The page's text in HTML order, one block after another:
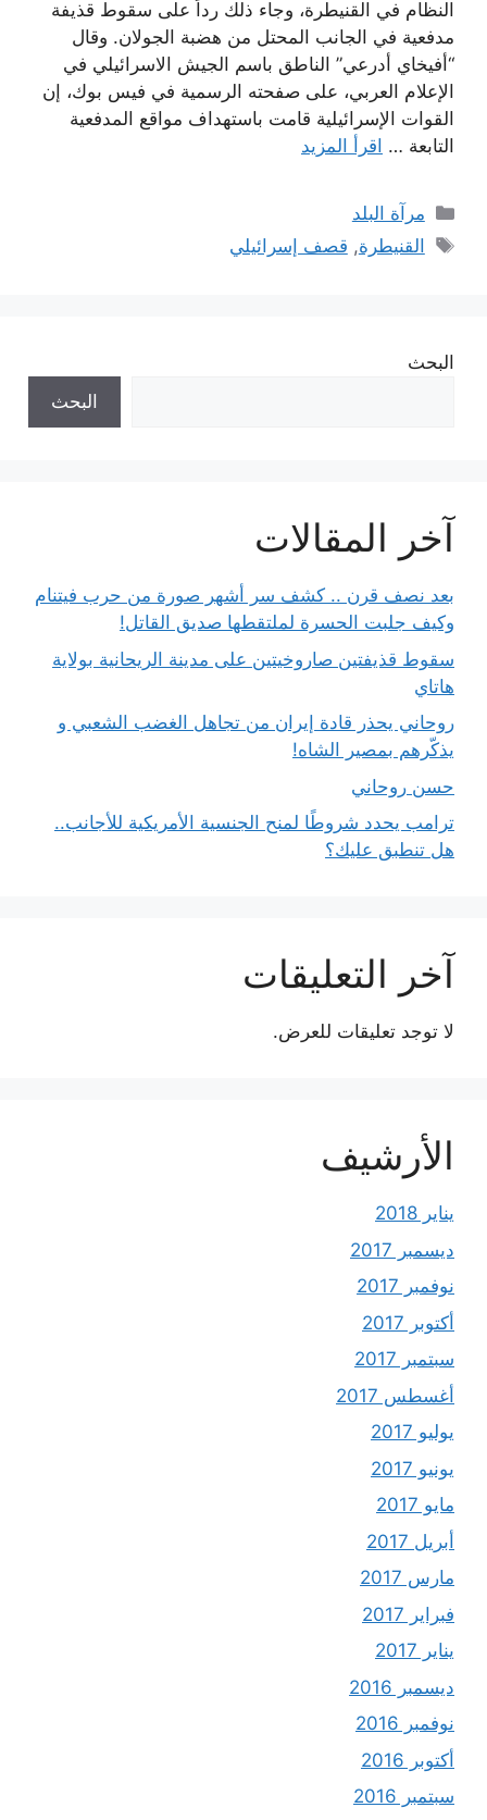
النظام في القنيطرة، وجاء ذلك رداً على سقوط قذيفة
مدفعية في الجانب المحتل من هضبة الجولان. وقال
“أفيخاي أدرعي” الناطق باسم الجيش الاسرائيلي في
الإعلام العربي، على صفحته الرسمية في فيس بوك، إن
القوات الإسرائيلية قامت باستهداف مواقع المدفعية
التابعة … اقرأ المزيد
التصنيفات
مرآة البلد
الوسوم
القنيطرة, قصف إسرائيلي
البحث
البحث
آخر المقالات
بعد نصف قرن .. كشف سر أشهر صورة من حرب فيتنام
وكيف جلبت الحسرة لملتقطها صديق القاتل!
سقوط قذيفتين صاروخيتين على مدينة الريحانية بولاية
هاتاي
روحاني يحذر قادة إيران من تجاهل الغضب الشعبي و
يذكّرهم بمصير الشاه!
حسن روحاني
ترامب يحدد شروطًا لمنح الجنسية الأمريكية للأجانب..
هل تنطبق عليك؟
آخر التعليقات
لا توجد تعليقات للعرض.
الأرشيف
يناير 2018
ديسمبر 2017
نوفمبر 2017
أكتوبر 2017
سبتمبر 2017
أغسطس 2017
يوليو 2017
يونيو 2017
مايو 2017
أبريل 2017
مارس 2017
فبراير 2017
يناير 2017
ديسمبر 2016
نوفمبر 2016
أكتوبر 2016
سبتمبر 2016